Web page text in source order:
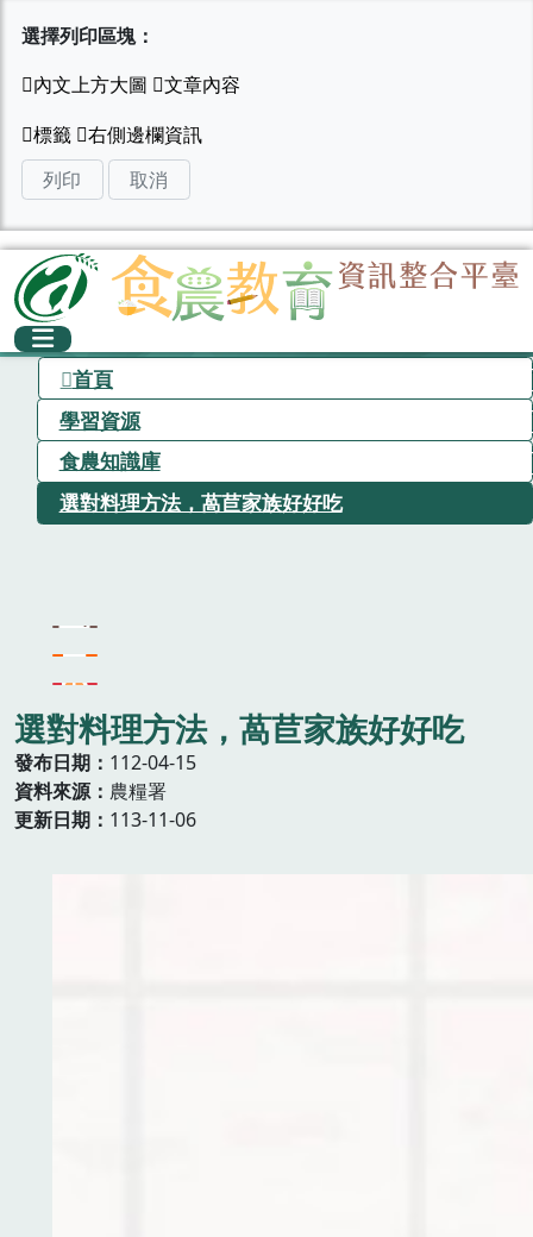
選擇列印區塊：
列印 取消
首頁
學習資源
食農知識庫
選對料理方法，萵苣家族好好吃
選對料理方法，萵苣家族好好吃
發布日期
112-04-15
資料來源
農糧署
更新日期
113-11-06